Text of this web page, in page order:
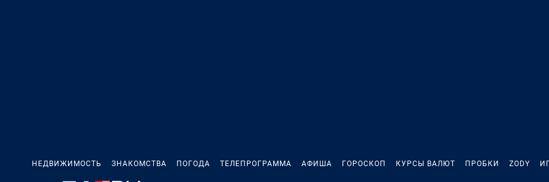
НЕДВИЖИМОСТЬ ЗНАКОМСТВА ПОГОДА ТЕЛЕПРОГРАММА АФИША ГОРОСКОП КУРСЫ ВАЛЮТ ПРОБКИ ZODY